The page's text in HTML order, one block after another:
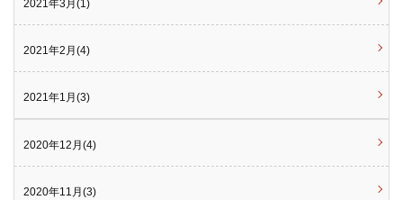
2021年3月(1)
2021年2月(4)
2021年1月(3)
2020年12月(4)
2020年11月(3)